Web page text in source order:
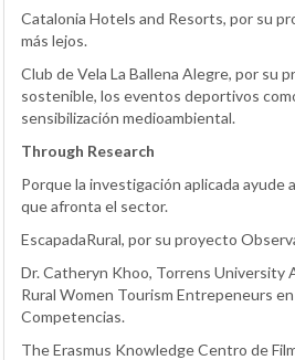
Catalonia Hotels and Resorts, por su
más lejos.
Club de Vela La Ballena Alegre, por su
sostenible, los eventos deportivos
sensibilización medioambiental.
Through Research
Porque la investigación aplicada ayude
que afronta el sector.
EscapadaRural, por su proyecto
Dr. Catheryn Khoo, Torrens University
Rural Women Tourism Entrepeneurs
Competencias.
The Erasmus Knowledge Centro de